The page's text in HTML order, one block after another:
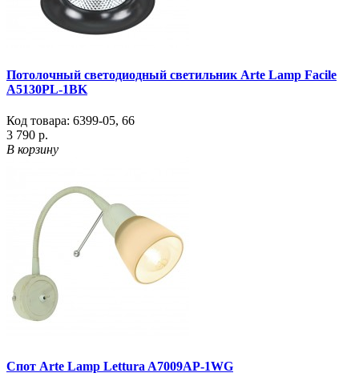
Потолочный светодиодный светильник Arte Lamp Facile
A5130PL-1BK
Код товара: 6399-05, 66
3 790 р.
В корзину
Спот Arte Lamp Lettura A7009AP-1WG